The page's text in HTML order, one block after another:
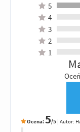
5
4
3
2
1
Ocena:5/5 | Autor: